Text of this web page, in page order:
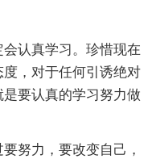
认真学习。珍惜现在
，对于任何引诱绝对
要认真的学习努力做
努力，要改变自己，